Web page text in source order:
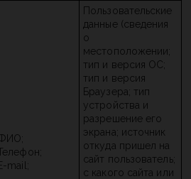
mail;
Пользовательские
данные (сведения
о
местоположении;
тип и версия ОС;
тип и версия
Браузера; тип
устройства и
разрешение его
экрана; источник
откуда пришел на
сайт пользователь;
с какого сайта или